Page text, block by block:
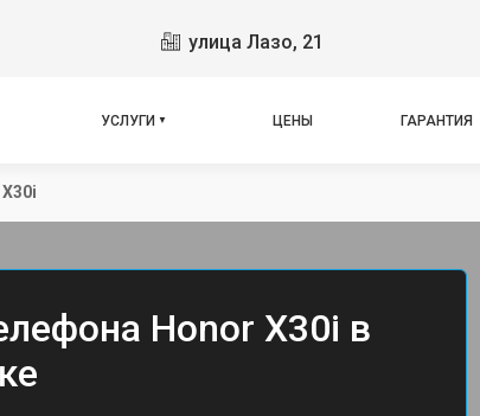
улица Лазо, 21
УСЛУГИ ЦЕНЫ ГАРАНТИЯ
X30i
Honor X30i в